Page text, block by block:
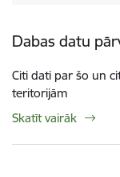
Dabas datu
Citi dati par šo un
teritorijām
Skatīt vairāk